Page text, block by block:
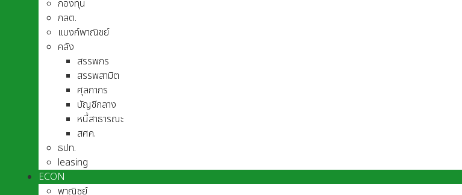
กองทุน
กลต.
แบงก์พาณิชย์
คลัง
สรรพกร
สรรพสามิต
ศุลกากร
บัญชีกลาง
หนี้สาธารณะ
สศค.
ธปท.
leasing
ECON
พาณิชย์